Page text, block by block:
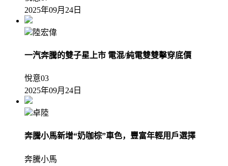
2025年09月24日
陸宏偉
一汽奔騰的雙子星上市 電混/純電雙雙擊穿底價
悅意03
2025年09月24日
卓陸
奔騰小馬新增“奶咖棕”車色，豐富年輕用戶選擇
奔騰小馬